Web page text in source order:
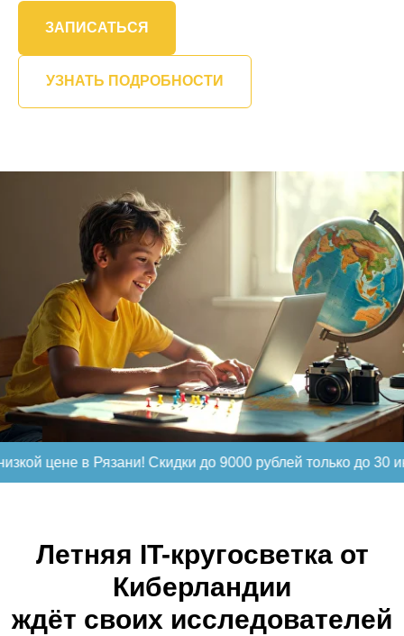
ЗАПИСАТЬСЯ
УЗНАТЬ ПОДРОБНОСТИ
в Рязани! Скидки до 9000 рублей только до 30 июня!
Летняя IT-кругосветка от
Киберландии
ждёт своих исследователей